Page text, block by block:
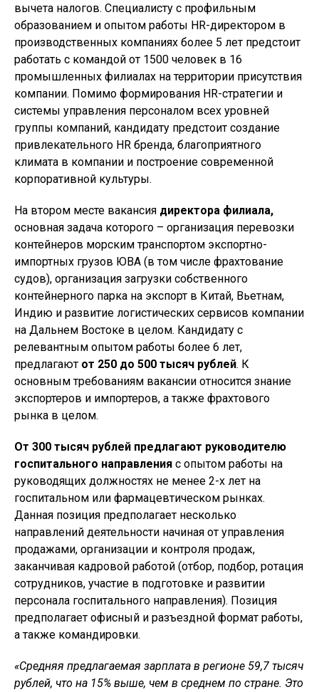
вычета налогов. Специалисту с профильным
образованием и опытом работы HR-директором в
производственных компаниях более 5 лет предстоит
работать с командой от 1500 человек в 16
промышленных филиалах на территории присутствия
компании. Помимо формирования HR-стратегии и
системы управления персоналом всех уровней
группы компаний, кандидату предстоит создание
привлекательного HR бренда, благоприятного
климата в компании и построение современной
корпоративной культуры.
На втором месте вакансия директора филиала,
основная задача которого – организация перевозки
контейнеров морским транспортом экспортно-
импортных грузов ЮВА (в том числе фрахтование
судов), организация загрузки собственного
контейнерного парка на экспорт в Китай, Вьетнам,
Индию и развитие логистических сервисов компании
на Дальнем Востоке в целом. Кандидату с
релевантным опытом работы более 6 лет,
предлагают от 250 до 500 тысяч рублей. К
основным требованиям вакансии относится знание
экспортеров и импортеров, а также фрахтового
рынка в целом.
От 300 тысяч рублей предлагают руководителю
госпитального направления с опытом работы на
руководящих должностях не менее 2-х лет на
госпитальном или фармацевтическом рынках.
Данная позиция предполагает несколько
направлений деятельности начиная от управления
продажами, организации и контроля продаж,
заканчивая кадровой работой (отбор, подбор, ротация
сотрудников, участие в подготовке и развитии
персонала госпитального направления). Позиция
предполагает офисный и разъездной формат работы,
а также командировки.
«Средняя предлагаемая зарплата в регионе 59,7 тысяч
рублей, что на 15% выше, чем в среднем по стране. Это